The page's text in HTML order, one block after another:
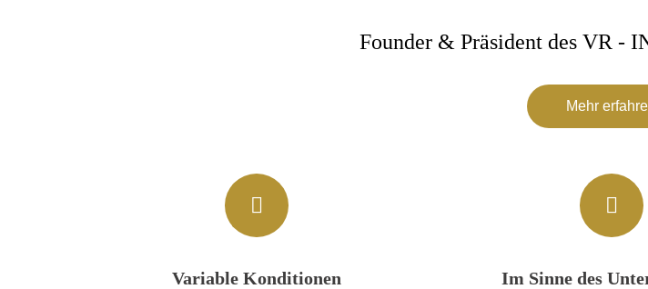
Founder & Präsident des VR -
Mehr
Variable Konditionen Im Sinne des